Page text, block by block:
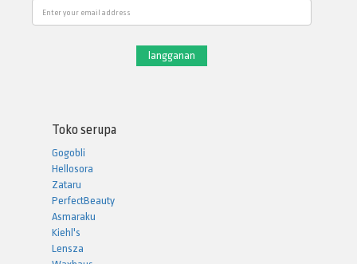
Toko serupa
Gogobli
Hellosora
Zataru
PerfectBeauty
Asmaraku
Kiehl's
Lensza